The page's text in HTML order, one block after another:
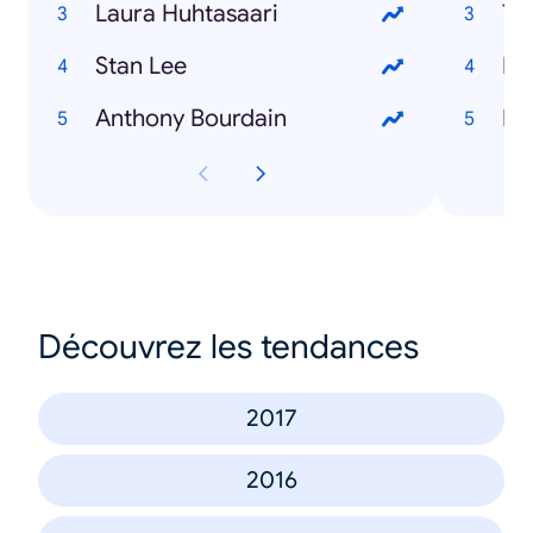
Laura Huhtasaari
Stan Lee
Anthony Bourdain
Découvrez les tendances
2017
2016